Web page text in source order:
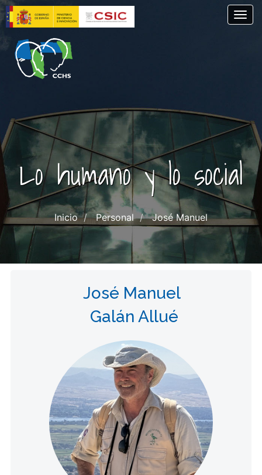
Pasar
al
contenido
principal
Lo humano y lo social
Inicio Personal José Manuel
José Manuel
Galán Allué